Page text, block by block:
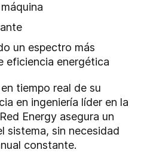
un espectro más
eficiencia energética
tiempo real de su
en ingeniería líder en la
Energy asegura un
sistema, sin necesidad
constante.